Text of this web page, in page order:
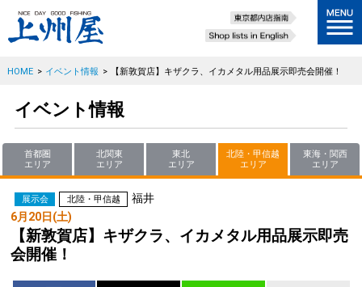
HOME > イベント情報 > 【新敦賀店】キザクラ、イカメタル用品展示即売会開催！
イベント情報
首都圏
エリア
北関東
エリア
東北
エリア
北陸・甲信越
エリア
東海・関西
エリア
展示会 北陸・甲信越
福井
6月20日(土)
【新敦賀店】キザクラ、イカメタル用品展示即売
会開催！